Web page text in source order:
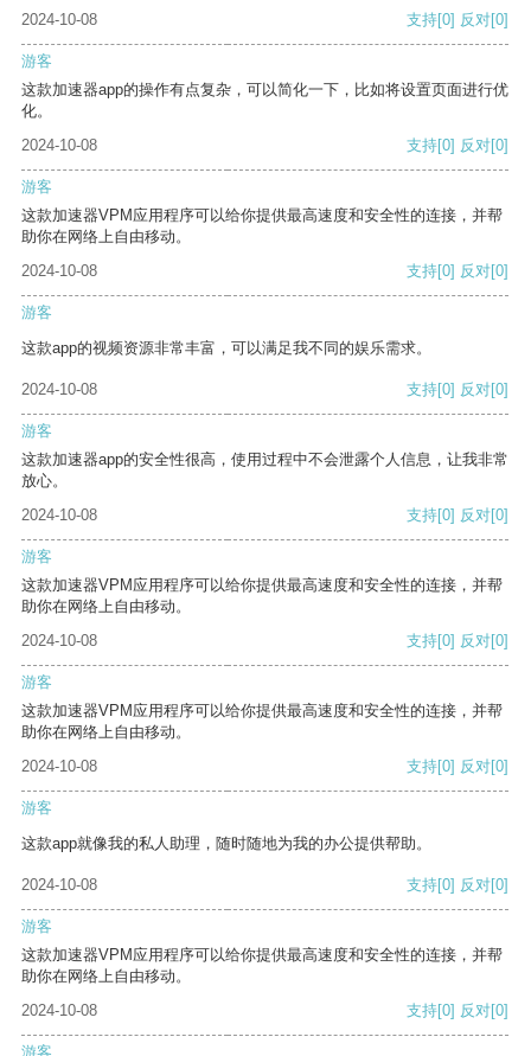
2024-10-08 支持[0] 反对[0]
游客
这款加速器app的操作有点复杂，可以简化一下，比如将设置页面进行优
化。
2024-10-08
支持[0] 反对[0]
游客
这款加速器VPM应用程序可以给你提供最高速度和安全性的连接，并帮
助你在网络上自由移动。
2024-10-08
支持[0] 反对[0]
游客
这款app的视频资源非常丰富，可以满足我不同的娱乐需求。
2024-10-08 支持[0] 反对[0]
游客
这款加速器app的安全性很高，使用过程中不会泄露个人信息，让我非常
放心。
2024-10-08
支持[0] 反对[0]
游客
这款加速器VPM应用程序可以给你提供最高速度和安全性的连接，并帮
助你在网络上自由移动。
2024-10-08
支持[0] 反对[0]
游客
这款加速器VPM应用程序可以给你提供最高速度和安全性的连接，并帮
助你在网络上自由移动。
2024-10-08
支持[0] 反对[0]
游客
这款app就像我的私人助理，随时随地为我的办公提供帮助。
2024-10-08 支持[0] 反对[0]
游客
这款加速器VPM应用程序可以给你提供最高速度和安全性的连接，并帮
助你在网络上自由移动。
2024-10-08
支持[0] 反对[0]
游客